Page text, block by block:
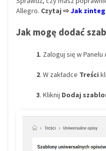
Allegro. Czytaj ⇨Jak
Jak mogę dodać
1. Zaloguj się w
2. W zakładce Treści
3. Kliknij Dodaj